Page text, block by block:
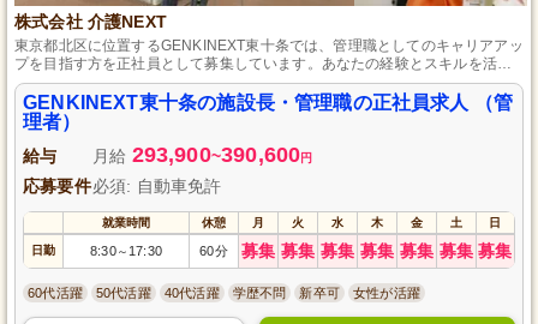
株式会社 介護NEXT
東京都北区に位置するGENKINEXT東十条では、管理職としてのキャリアアッ
プを目指す方を正社員として募集しています。あなたの経験とスキルを活か
し、デイサービス運営をサポートする場です。介護福祉士や社会福祉士の資
格をお持ちの方、自動車免許がある方は特に歓迎します。明るく活気ある施
設を一緒に作り上げていきましょう！安定した雇用環境で利用者様に寄り添
いながら、自身の成長も実現できる絶好の機会です。
GENKINEXT東十条の施設長・管理職の正社員求人 （管
理者）
給与 月給 293,900~390,600円
応募要件必須: 自動車免許
就業時間 休憩 月 火 水 木 金 土 日
日勤 8:30～ 17:30 60分 募集 募集 募集 募集 募集 募集 募集
60代活躍 50代活躍 40代活躍 学歴不問 新卒可 女性が活躍